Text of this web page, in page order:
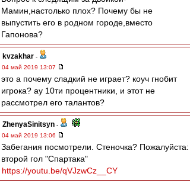
Мамин,настолько плох? Почему бы не
выпустить его в родном городе,вместо
Гапонова?
kvzakhar -
04 май 2019 13:07
это а почему сладкий не играет? коуч гнобит
игрока? ау 10ти процентники, и этот не
рассмотрел его талантов?
ZhenyaSinitsyn -
04 май 2019 13:06
Забегания посмотрели. Стеночка? Пожалуйста:
второй гол "Спартака"
https://youtu.be/qVJzwCz__CY